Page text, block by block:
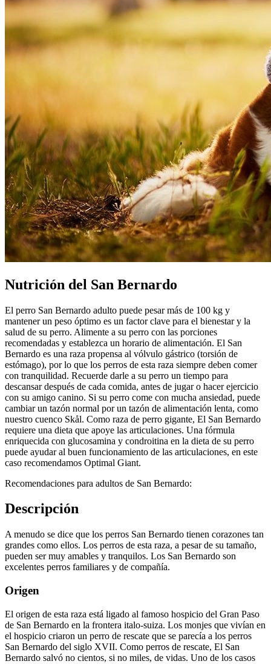
Nutrición del San Bernardo
El perro San Bernardo adulto puede pesar más de 100 kg y
mantener un peso óptimo es un factor clave para el bienestar y la
salud de su perro. Alimente a su perro con las porciones
recomendadas y establezca un horario de alimentación. El San
Bernardo es una raza propensa al vólvulo gástrico (torsión de
estómago), por lo que los perros de esta raza siempre deben comer
con tranquilidad. Recuerde darle a su perro un tiempo para
descansar después de cada comida, antes de jugar o hacer ejercicio
con su amigo canino. Si su perro come con mucha ansiedad, puede
cambiar un tazón normal por un tazón de alimentación lenta, como
nuestro cuenco Skål. Como raza de perro gigante, El San Bernardo
requiere una dieta que apoye las articulaciones. Una fórmula
enriquecida con glucosamina y condroitina en la dieta de su perro
puede ayudar al buen funcionamiento de las articulaciones, en este
caso recomendamos Optimal Giant.
Recomendaciones para adultos de San Bernardo:
Descripción
A menudo se dice que los perros San Bernardo tienen corazones tan
grandes como ellos. Los perros de esta raza, a pesar de su tamaño,
pueden ser muy amables y tranquilos. Los San Bernardo son
excelentes perros familiares y de compañía.
Origen
El origen de esta raza está ligado al famoso hospicio del Gran Paso
de San Bernardo en la frontera italo-suiza. Los monjes que vivían en
el hospicio criaron un perro de rescate que se parecía a los perros
San Bernardo del siglo XVII. Como perros de rescate, El San
Bernardo salvó no cientos, si no miles, de vidas. Uno de los casos